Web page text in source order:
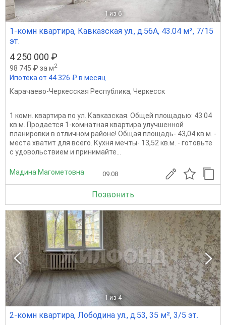
1 из 6
1-комн квартира, Кавказская ул., д.56А, 43.04 м², 7/15
эт.
4 250 000 ₽
98 745 ₽ за м2
Ипотека от 44 326 ₽ в месяц
Карачаево-Черкесская Республика, Черкесск
1 комн. квартира по ул. Кавказская. Общей площадью: 43.04
кв.м. Продается 1-комнатная квартира улучшенной
планировки в отличном районе! Общая площадь- 43,04 кв.м. -
места хватит для всего. Кухня мечты- 13,52 кв.м. - готовьте
с удовольствием и принимайте...
Мадина Магометовна 09.08
Позвонить
1 из 4
2-комн квартира, Лободина ул., д.53, 35 м², 3/5 эт.